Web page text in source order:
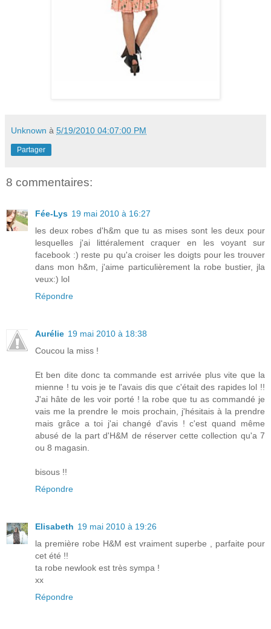
Unknown à 5/19/2010 04:07:00 PM
Partager
8 commentaires:
Fée-Lys 19 mai 2010 à 16:27
les deux robes d'h&m que tu as mises sont les deux pour
lesquelles j'ai littéralement craquer en les voyant sur
facebook :) reste pu qu'a croiser les doigts pour les trouver
dans mon h&m, j'aime particulièrement la robe bustier, jla
veux:) lol
Répondre
Aurélie 19 mai 2010 à 18:38
Coucou la miss !
Et ben dite donc ta commande est arrivée plus vite que la
mienne ! tu vois je te l'avais dis que c'était des rapides lol !!
J'ai hâte de les voir porté ! la robe que tu as commandé je
vais me la prendre le mois prochain, j'hésitais à la prendre
mais grâce a toi j'ai changé d'avis ! c'est quand même
abusé de la part d'H&M de réserver cette collection qu'a 7
ou 8 magasin.
bisous !!
Répondre
Elisabeth 19 mai 2010 à 19:26
la première robe H&M est vraiment superbe , parfaite pour
cet été !!
ta robe newlook est très sympa !
xx
Répondre